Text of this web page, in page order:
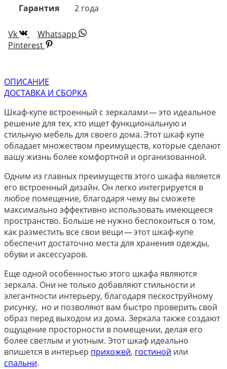
Гарантия 2 года
Vk
Whatsapp
Pinterest
ОПИСАНИЕ
ДОСТАВКА И СБОРКА
Шкаф-купе встроенный с зеркалами — это идеальное
решение для тех, кто ищет функциональную и
стильную мебель для своего дома. Этот шкаф купе
обладает множеством преимуществ, которые сделают
вашу жизнь более комфортной и организованной.
Одним из главных преимуществ этого шкафа является
его встроенный дизайн. Он легко интегрируется в
любое помещение, благодаря чему вы сможете
максимально эффективно использовать имеющееся
пространство. Больше не нужно беспокоиться о том,
как разместить все свои вещи — этот шкаф-купе
обеспечит достаточно места для хранения одежды,
обуви и аксессуаров.
Еще одной особенностью этого шкафа являются
зеркала. Они не только добавляют стильности и
элегантности интерьеру, благодаря пескоструйному
рисунку, но и позволяют вам быстро проверить свой
образ перед выходом из дома. Зеркала также создают
ощущение просторности в помещении, делая его
более светлым и уютным. Этот шкаф идеально
впишется в интерьер прихожей, гостиной или
спальни.